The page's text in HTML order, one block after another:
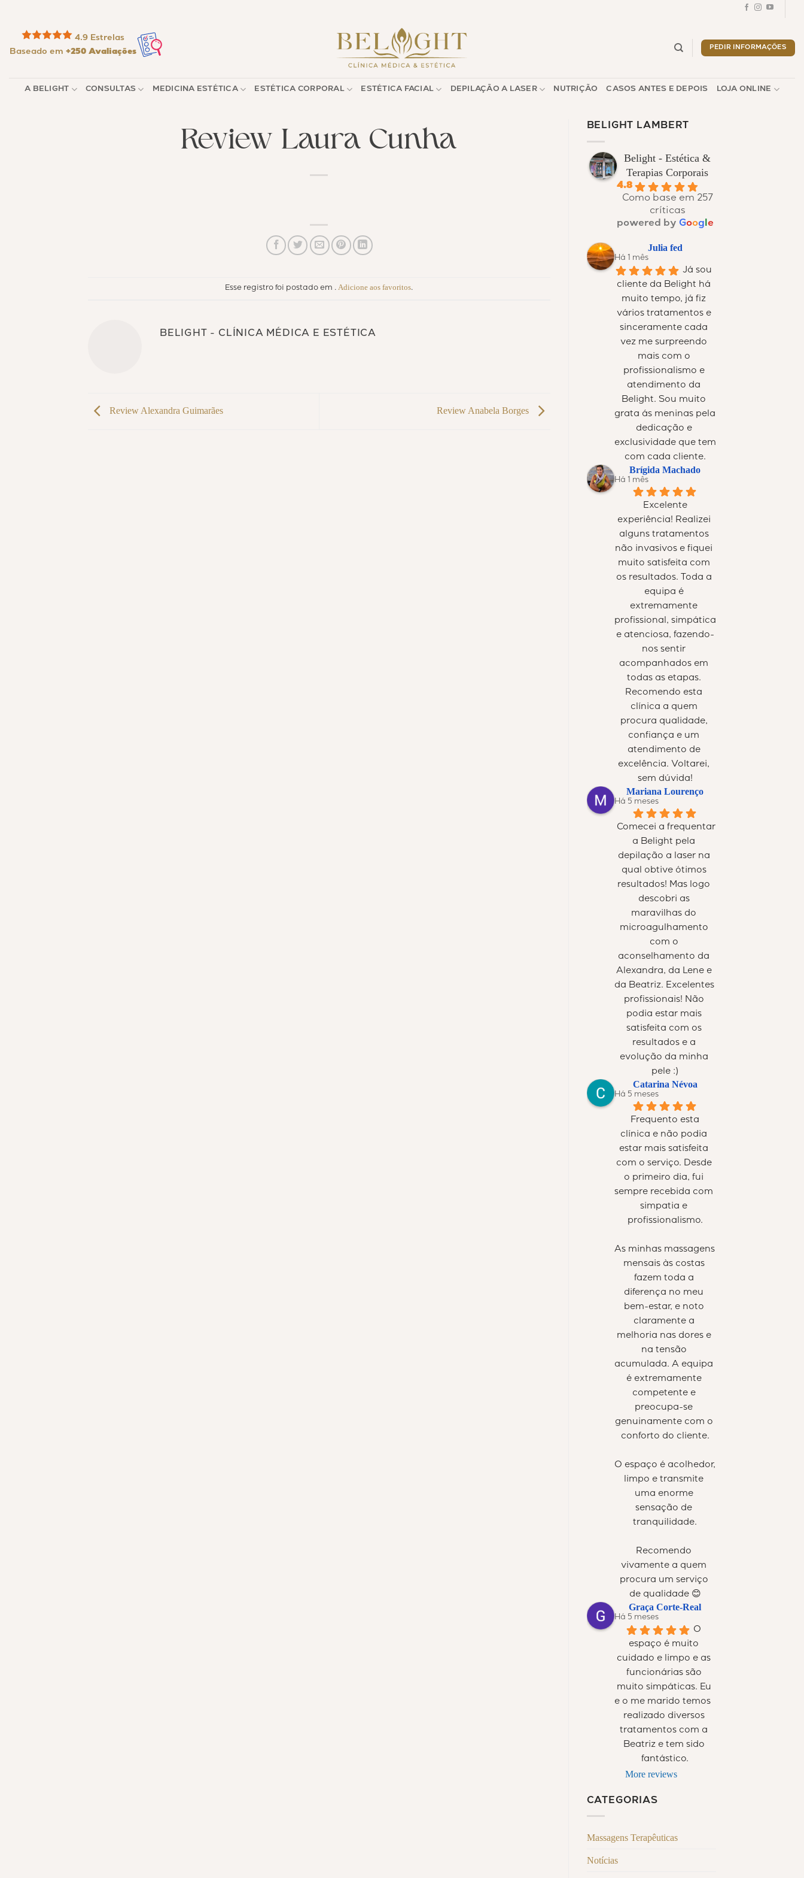
content
4.9 Estrelas
Baseado em+250 Avaliações
PEDIR INFORMAÇÕES
A BELIGHT CONSULTAS MEDICINA ESTÉTICA ESTÉTICA CORPORAL ESTÉTICA FACIAL DEPILAÇÃO A LASER NUTRIÇÃO CASOS ANTES E DEPOIS LOJA ONLINE
Review Laura Cunha
Esse registro foi postado em .Adicione aos favoritos.
BELIGHT - CLÍNICA MÉDICA E ESTÉTICA
Review Alexandra Guimarães Review Anabela Borges
BELIGHT LAMBERT
Belight - Estética &
Terapias Corporais
4.8
Como base em 257
críticas
powered by Google
Julia fed
Há 1 mês
Já sou
cliente da Belight há
muito tempo, já fiz
vários tratamentos e
sinceramente cada
vez me surpreendo
mais com o
profissionalismo e
atendimento da
Belight. Sou muito
grata ás meninas pela
dedicação e
exclusividade que tem
com cada cliente.
Brígida Machado
Há 1 mês
Excelente
experiência! Realizei
alguns tratamentos
não invasivos e fiquei
muito satisfeita com
os resultados. Toda a
equipa é
extremamente
profissional, simpática
e atenciosa, fazendo-
nos sentir
acompanhados em
todas as etapas.
Recomendo esta
clínica a quem
procura qualidade,
confiança e um
atendimento de
excelência. Voltarei,
sem dúvida!
Mariana Lourenço
Há 5 meses
Comecei a frequentar
a Belight pela
depilação a laser na
qual obtive ótimos
resultados! Mas logo
descobri as
maravilhas do
microagulhamento
com o
aconselhamento da
Alexandra, da Lene e
da Beatriz. Excelentes
profissionais! Não
podia estar mais
satisfeita com os
resultados e a
evolução da minha
pele :)
Catarina Névoa
Há 5 meses
Frequento esta
clínica e não podia
estar mais satisfeita
com o serviço. Desde
o primeiro dia, fui
sempre recebida com
simpatia e
profissionalismo.
As minhas massagens
mensais às costas
fazem toda a
diferença no meu
bem-estar, e noto
claramente a
melhoria nas dores e
na tensão
acumulada. A equipa
é extremamente
competente e
preocupa-se
genuinamente com o
conforto do cliente.
O espaço é acolhedor,
limpo e transmite
uma enorme
sensação de
tranquilidade.
Recomendo
vivamente a quem
procura um serviço
de qualidade 😊
Graça Corte-Real
Há 5 meses
O
espaço é muito
cuidado e limpo e as
funcionárias são
muito simpáticas. Eu
e o me marido temos
realizado diversos
tratamentos com a
Beatriz e tem sido
fantástico.
More reviews
CATEGORIAS
Massagens Terapêuticas
Notícias